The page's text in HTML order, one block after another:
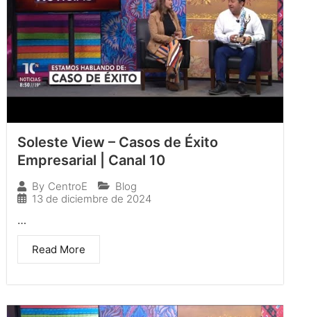
Soleste View – Casos de Éxito
Empresarial | Canal 10
By CentroE
Blog
13 de diciembre de 2024
…
Read More